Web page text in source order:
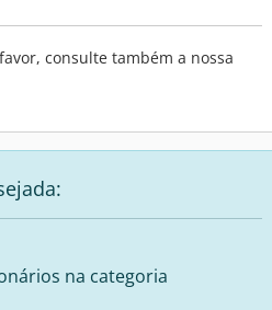
consulte também a nossa
na categoria